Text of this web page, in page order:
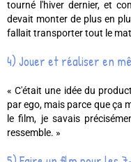
tourné l'hiver dernier, et
devait monter de plus en
fallait transporter tout le
4) Jouer et réaliser en
« C'était une idée du
par ego, mais parce que ça
le film, je savais
ressemble. »